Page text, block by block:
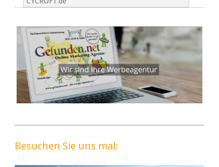
Besuchen Sie uns mal: